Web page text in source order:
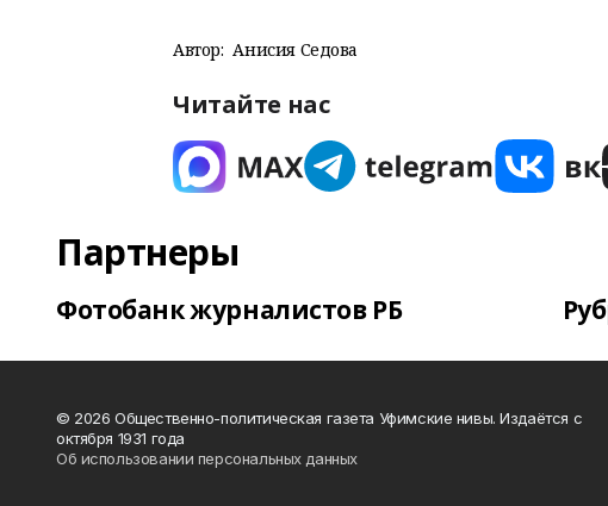
Автор: Анисия Седова
Читайте нас
Партнеры
Фотобанк журналистов РБ
© 2026 Общественно-политическая газета Уфимские нивы. Издаётся с
октября 1931 года
Об использовании персональных данных